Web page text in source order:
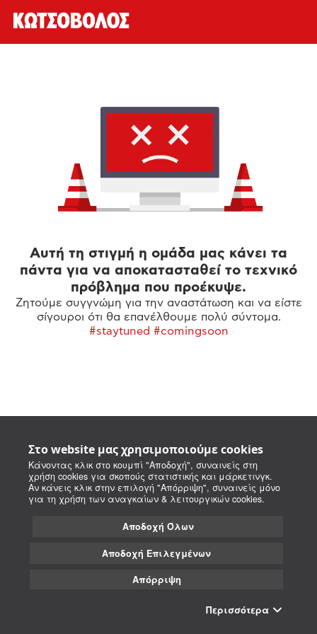
Στο website μας χρησιμοποιούμε cookies
Κάνοντας κλικ στο κουμπί "Αποδοχή", συναινείς στη
χρήση cookies για σκοπούς στατιστικής και μάρκετινγκ.
Αν κάνεις κλικ στην επιλογή "Απόρριψη", συναινείς μόνο
για τη χρήση των αναγκαίων & λειτουργικών cookies.
Αποδοχή Όλων
Αποδοχή Επιλεγμένων
Απόρριψη
Περισσότερα
Αυτή τη στιγμή η ομάδα μας κάνει τα
πάντα για να αποκατασταθεί το τεχνικό
πρόβλημα που προέκυψε.
Ζητούμε συγγνώμη για την αναστάτωση και να είστε
σίγουροι ότι θα επανέλθουμε πολύ σύντομα.
#staytuned #comingsoon